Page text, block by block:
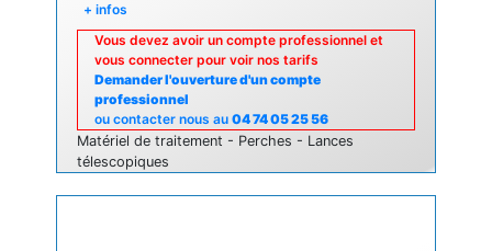
+ infos
Vous devez avoir un compte professionnel et
vous connecter pour voir nos tarifs
Demander l'ouverture d'un compte
professionnel
ou contacter nous au 04 74 05 25 56
Matériel de traitement - Perches - Lances
télescopiques